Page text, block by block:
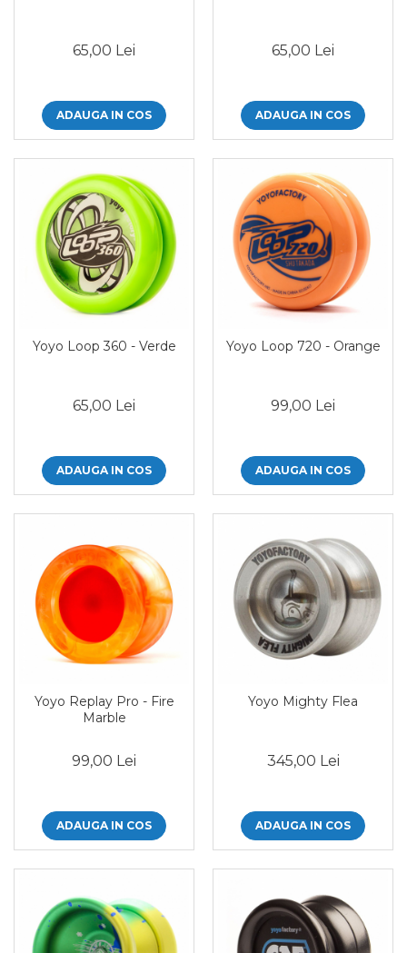
65,00 Lei
ADAUGA IN COS
65,00 Lei
ADAUGA IN COS
Yoyo Loop 360 - Verde
65,00 Lei
ADAUGA IN COS
Yoyo Loop 720 - Orange
99,00 Lei
ADAUGA IN COS
Yoyo Replay Pro - Fire
Marble
99,00 Lei
ADAUGA IN COS
Yoyo Mighty Flea
345,00 Lei
ADAUGA IN COS